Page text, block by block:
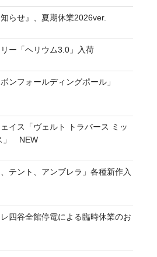
知らせ』、夏期休業2026ver.
ー「ヘリウム3.0」入荷
ンフォールディングポール」
イス「ヴェルト トラバース ミッ
」 NEW
テント、アンブレラ」各種新作入
四谷全館停電による臨時休業のお